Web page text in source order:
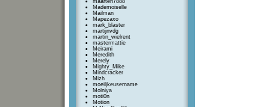
maarten7888
Mademoiselle
Mailman
Mapezaxo
mark_blaster
martijnvdg
martin_wielrent
mastermattie
Meirami
Meredith
Merely
Mighty_Mike
Mindcracker
Mizh
moeiljkeusername
Molniya
moti0n
Motion